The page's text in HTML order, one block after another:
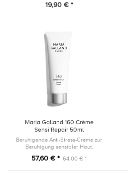
19,90 € *
Maria Galland 160 Crème
Sensi’Repair 50ml
Beruhigende Anti-Stress-Creme zur
Beruhigung sensibler Haut.
57,60 € * 64,00 € *